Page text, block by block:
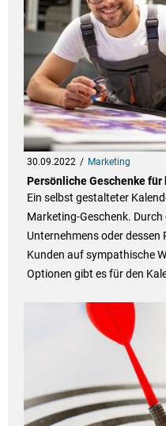
30.09.2022 Marketing
Persönliche Geschenke für
Ein selbst gestalteter
Marketing-Geschenk.
Unternehmens oder
Kunden auf sympathische
Optionen gibt es für den